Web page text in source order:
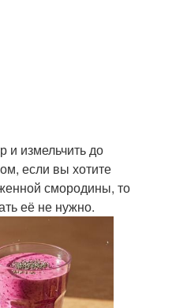
и измельчить до
если вы хотите
смородины, то
её не нужно.